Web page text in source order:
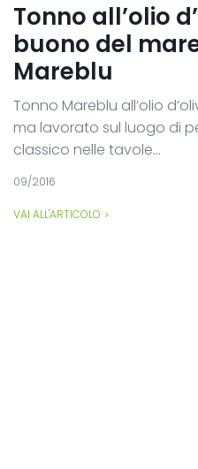
Tonno all’olio
buono del
Mareblu
Tonno Mareblu all’olio
ma lavorato sul luogo di
classico nelle tavole...
09/2016
VAI ALL'ARTICOLO